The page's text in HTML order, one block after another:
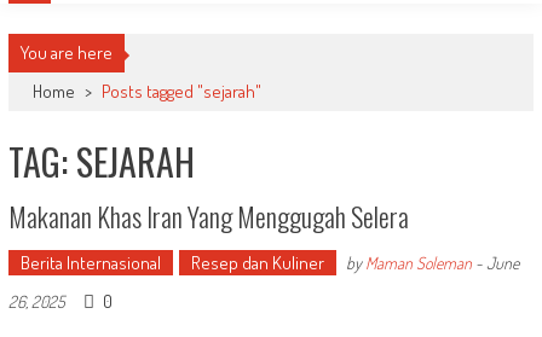
You are here
Home > Posts tagged "sejarah"
TAG: SEJARAH
Makanan Khas Iran Yang Menggugah Selera
Berita Internasional Resep dan Kuliner byMaman Soleman-June
26, 2025
0